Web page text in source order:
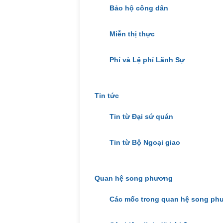
Bảo hộ công dân
Miễn thị thực
Phí và Lệ phí Lãnh Sự
Tin tức
Tin từ Đại sứ quán
Tin từ Bộ Ngoại giao
Quan hệ song phương
Các mốc trong quan hệ song